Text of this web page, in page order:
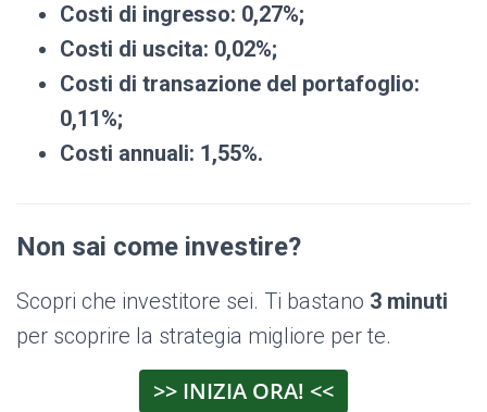
Costi di ingresso: 0,27%;
Costi di uscita: 0,02%;
Costi di transazione del portafoglio:
0,11%;
Costi annuali: 1,55%.
Non sai come investire?
Scopri che investitore sei. Ti bastano 3 minuti
per scoprire la strategia migliore per te.
>> INIZIA ORA! <<